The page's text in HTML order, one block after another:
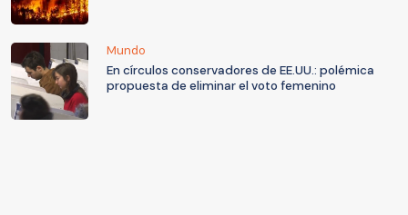
Mundo
En círculos conservadores de EE.UU.: polémica
propuesta de eliminar el voto femenino